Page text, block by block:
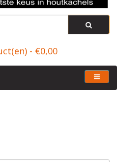
- €0,00